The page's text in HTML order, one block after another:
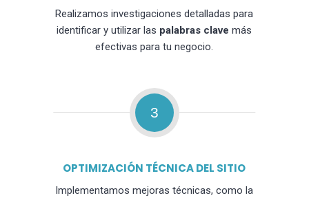
Realizamos investigaciones detalladas para
identificar y utilizar las palabras clave más
efectivas para tu negocio.
3
OPTIMIZACIÓN TÉCNICA DEL SITIO
Implementamos mejoras técnicas, como la